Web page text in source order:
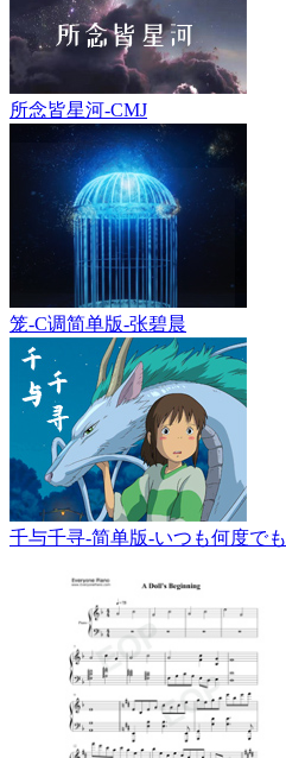
所念皆星河-CMJ
笼-C调简单版-张碧晨
千与千寻-简单版-いつも何度でも